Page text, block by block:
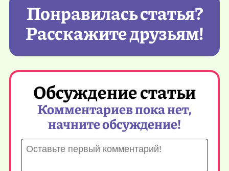
Понравилась статья?
Расскажите друзьям!
Обсуждение статьи
Комментариев пока нет,
начните обсуждение!